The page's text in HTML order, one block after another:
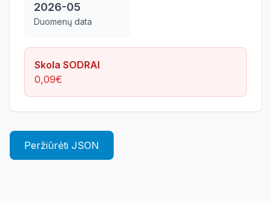
2026-05
Duomenų data
Skola SODRAI
0,09€
Peržiūrėti JSON